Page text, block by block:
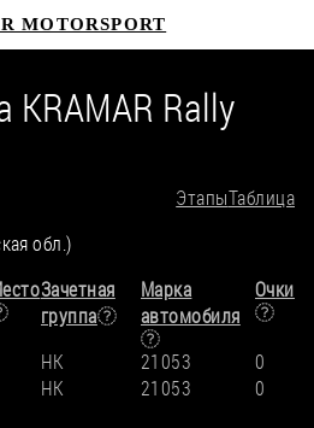
MOTORSPORT
KRAMAR Rally
ЭтапыТаблица
обл.)
Зачетная
группа
Марка
автомобиля
Очки
НК 21053
0
НК 21053 0